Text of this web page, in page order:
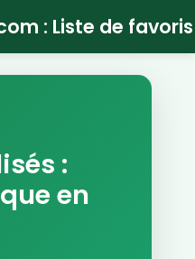
: Liste de favoris
:
en